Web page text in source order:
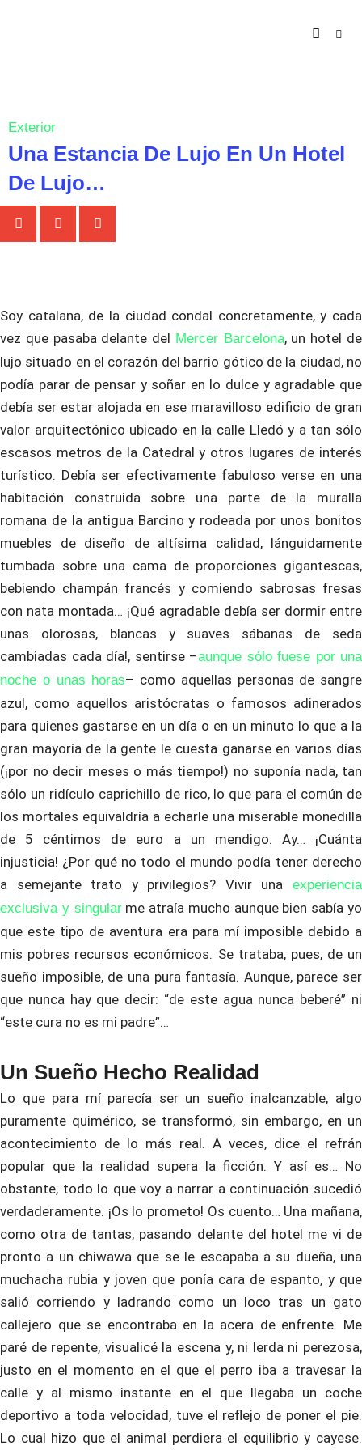
Exterior
Una Estancia De Lujo En Un Hotel
De Lujo…
Soy catalana, de la ciudad condal concretamente, y cada
vez que pasaba delante del Mercer Barcelona, un hotel de
lujo situado en el corazón del barrio gótico de la ciudad, no
podía parar de pensar y soñar en lo dulce y agradable que
debía ser estar alojada en ese maravilloso edificio de gran
valor arquitectónico ubicado en la calle Lledó y a tan sólo
escasos metros de la Catedral y otros lugares de interés
turístico. Debía ser efectivamente fabuloso verse en una
habitación construida sobre una parte de la muralla
romana de la antigua Barcino y rodeada por unos bonitos
muebles de diseño de altísima calidad, lánguidamente
tumbada sobre una cama de proporciones gigantescas,
bebiendo champán francés y comiendo sabrosas fresas
con nata montada… ¡Qué agradable debía ser dormir entre
unas olorosas, blancas y suaves sábanas de seda
cambiadas cada día!, sentirse –aunque sólo fuese por una
noche o unas horas– como aquellas personas de sangre
azul, como aquellos aristócratas o famosos adinerados
para quienes gastarse en un día o en un minuto lo que a la
gran mayoría de la gente le cuesta ganarse en varios días
(¡por no decir meses o más tiempo!) no suponía nada, tan
sólo un ridículo caprichillo de rico, lo que para el común de
los mortales equivaldría a echarle una miserable monedilla
de 5 céntimos de euro a un mendigo. Ay… ¡Cuánta
injusticia! ¿Por qué no todo el mundo podía tener derecho
a semejante trato y privilegios? Vivir una experiencia
exclusiva y singularme atraía mucho aunque bien sabía yo
que este tipo de aventura era para mí imposible debido a
mis pobres recursos económicos. Se trataba, pues, de un
sueño imposible, de una pura fantasía. Aunque, parece ser
que nunca hay que decir: “de este agua nunca beberé” ni
“este cura no es mi padre”…
Un Sueño Hecho Realidad
Lo que para mí parecía ser un sueño inalcanzable, algo
puramente quimérico, se transformó, sin embargo, en un
acontecimiento de lo más real. A veces, dice el refrán
popular que la realidad supera la ficción. Y así es… No
obstante, todo lo que voy a narrar a continuación sucedió
verdaderamente. ¡Os lo prometo! Os cuento… Una mañana,
como otra de tantas, pasando delante del hotel me vi de
pronto a un chiwawa que se le escapaba a su dueña, una
muchacha rubia y joven que ponía cara de espanto, y que
salió corriendo y ladrando como un loco tras un gato
callejero que se encontraba en la acera de enfrente. Me
paré de repente, visualicé la escena y, ni lerda ni perezosa,
justo en el momento en el que el perro iba a travesar la
calle y al mismo instante en el que llegaba un coche
deportivo a toda velocidad, tuve el reflejo de poner el pie.
Lo cual hizo que el animal perdiera el equilibrio y cayese.